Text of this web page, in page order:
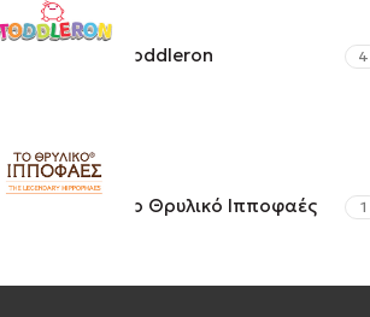
Toddleron 4
Το Θρυλικό Ιπποφαές 1